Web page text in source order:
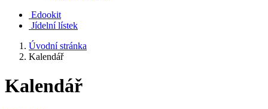
Edookit
Jídelní lístek
Úvodní stránka
Kalendář
Kalendář